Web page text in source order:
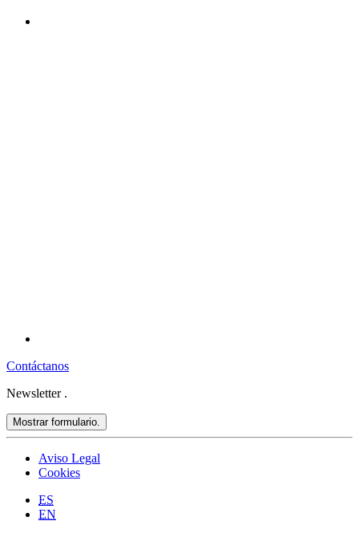
Contáctanos
Newsletter .
Mostrar formulario.
Aviso Legal
Cookies
ES
EN